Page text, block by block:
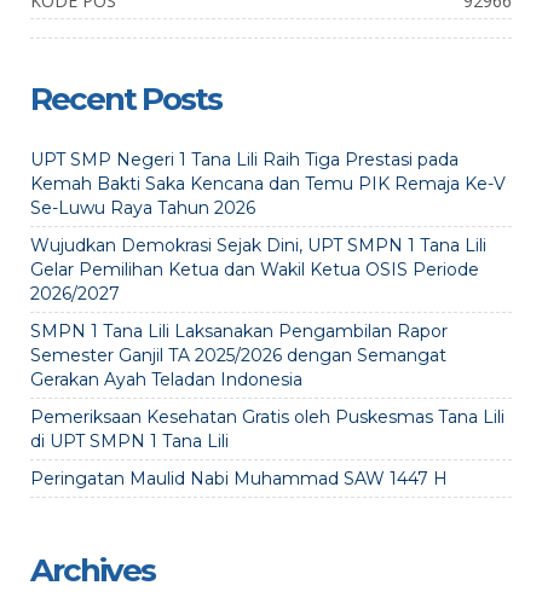
Recent Posts
UPT SMP Negeri 1 Tana Lili Raih Tiga Prestasi pada
Kemah Bakti Saka Kencana dan Temu PIK Remaja Ke-V
Se-Luwu Raya Tahun 2026
Wujudkan Demokrasi Sejak Dini, UPT SMPN 1 Tana Lili
Gelar Pemilihan Ketua dan Wakil Ketua OSIS Periode
2026/2027
SMPN 1 Tana Lili Laksanakan Pengambilan Rapor
Semester Ganjil TA 2025/2026 dengan Semangat
Gerakan Ayah Teladan Indonesia
Pemeriksaan Kesehatan Gratis oleh Puskesmas Tana Lili
di UPT SMPN 1 Tana Lili
Peringatan Maulid Nabi Muhammad SAW 1447 H
Archives